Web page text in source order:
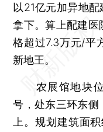
以21亿元加异地
拿下。算上配建医
格超过7.3万元/平
新地王。
农展馆地块位
号，处东三环东侧
上。规划建筑面